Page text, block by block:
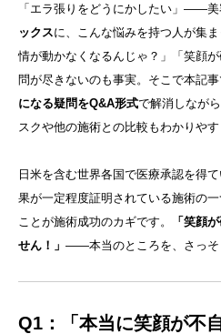
「エラ張りをどうにかしたい」――
ックスに、こんな悩みを持つ人が集
情が動かなくなるんじゃ？」「笑顔
問が尽きないのも事実。そこで本記事
になる疑問をQ&A形式で解消しなが
スクや他の施術との比較もわかりやす
日米を含む世界各国で医療承認を得
果が一定程度証明されている施術の
ことが施術成功のカギです。
「笑顔
せん！」 ――本当のところを、さっそ
Q1：「本当に笑顔が不